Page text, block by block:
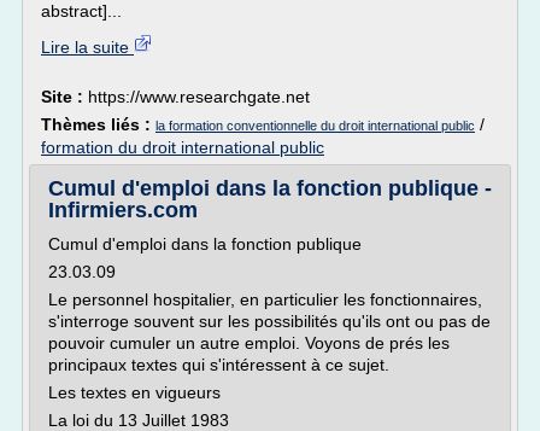
abstract]...
Lire la suite
Site : https://www.researchgate.net
Thèmes liés : la formation conventionnelle du droit international public /
formation du droit international public
Cumul d'emploi dans la fonction publique -
Infirmiers.com
Cumul d'emploi dans la fonction publique
23.03.09
Le personnel hospitalier, en particulier les fonctionnaires,
s'interroge souvent sur les possibilités qu'ils ont ou pas de
pouvoir cumuler un autre emploi. Voyons de prés les
principaux textes qui s'intéressent à ce sujet.
Les textes en vigueurs
La loi du 13 Juillet 1983